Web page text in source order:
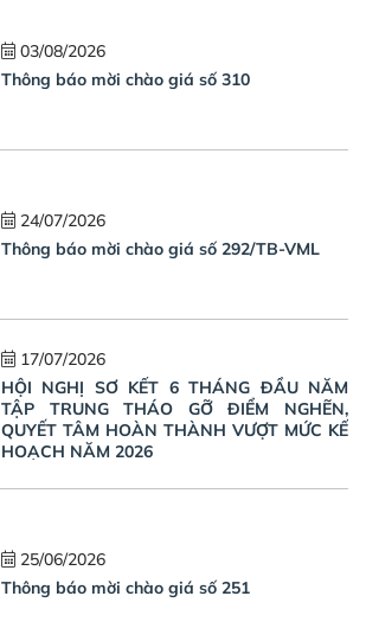
03/08/2026
Thông báo mời chào giá số 310
24/07/2026
Thông báo mời chào giá số 292/TB-VML
17/07/2026
HỘI NGHỊ SƠ KẾT 6 THÁNG ĐẦU NĂM
TẬP TRUNG THÁO GỠ ĐIỂM NGHẼN,
QUYẾT TÂM HOÀN THÀNH VƯỢT MỨC KẾ
HOẠCH NĂM 2026
25/06/2026
Thông báo mời chào giá số 251